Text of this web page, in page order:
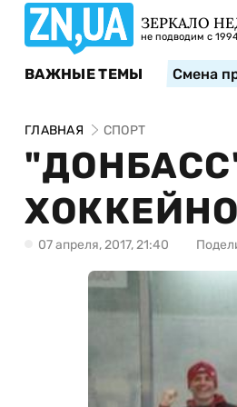
ЗЕРКАЛО
не подводим с
ВАЖНЫЕ ТЕМЫ Смена
ГЛАВНАЯ СПОРТ
07 апреля, 2017, 21:40